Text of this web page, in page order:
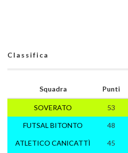
Classifica
Squadra
SOVERATO
FUTSAL BITONTO
ATLETICO CANICATTÌ
Punti
53
48
45